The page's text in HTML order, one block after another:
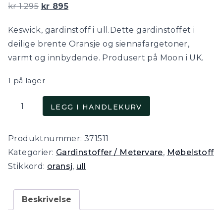
kr1.295 Opprinnelig
var:
kr 1.295.
kr 895Nåværende
er:
kr 895.
Keswick, gardinstoff i ull.Dette gardinstoffet i
deilige brente Oransje og siennafargetoner,
varmt og innbydende. Produsert på Moon i UK.
1 på lager
Keswick,
i
ull,
i
LEGG I HANDLEKURV
Produktnummer: 371511
Kategorier: Gardinstoffer / Metervare, Møbelstoff
Stikkord: oransj, ull
Beskrivelse